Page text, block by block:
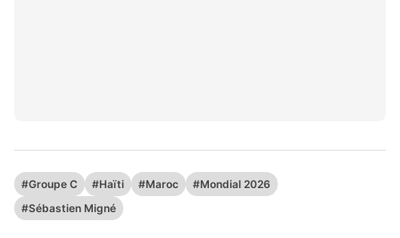
#Groupe C #Haïti #Maroc
#Mondial 2026
#Sébastien Migné